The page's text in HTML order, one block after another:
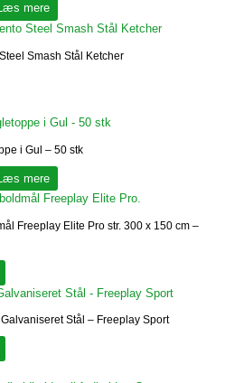
mere
Smash Stål Ketcher
i Gul – 50 stk
Læs mere
Freeplay Elite Pro str. 300 x 150 cm –
Stål – Freeplay Sport